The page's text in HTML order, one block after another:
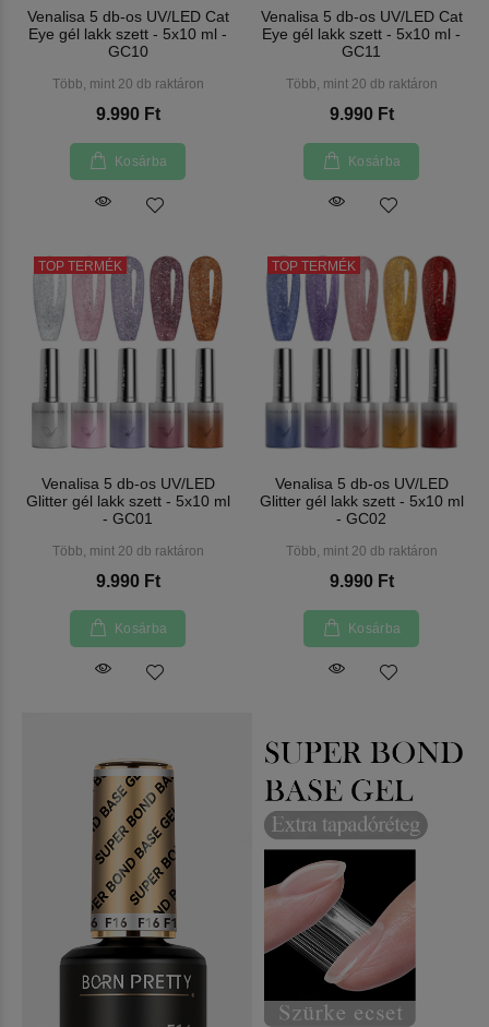
Venalisa 5 db-os UV/LED Cat
Eye gél lakk szett - 5x10 ml -
GC10
Több, mint 20 db raktáron
9.990 Ft
Kosárba
Venalisa 5 db-os UV/LED Cat
Eye gél lakk szett - 5x10 ml -
GC11
Több, mint 20 db raktáron
9.990 Ft
Kosárba
TOP TERMÉK
Venalisa 5 db-os UV/LED
Glitter gél lakk szett - 5x10 ml
- GC01
Több, mint 20 db raktáron
9.990 Ft
Kosárba
TOP TERMÉK
Venalisa 5 db-os UV/LED
Glitter gél lakk szett - 5x10 ml
- GC02
Több, mint 20 db raktáron
9.990 Ft
Kosárba